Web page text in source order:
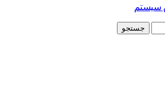
جستجو